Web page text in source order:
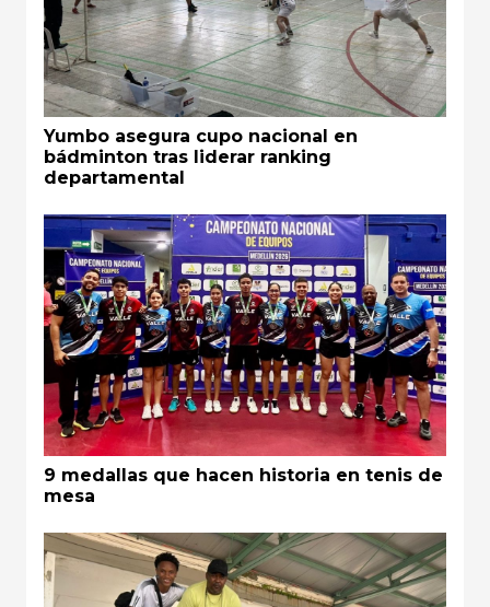
Yumbo asegura cupo nacional en
bádminton tras liderar ranking
departamental
9 medallas que hacen historia en tenis de
mesa